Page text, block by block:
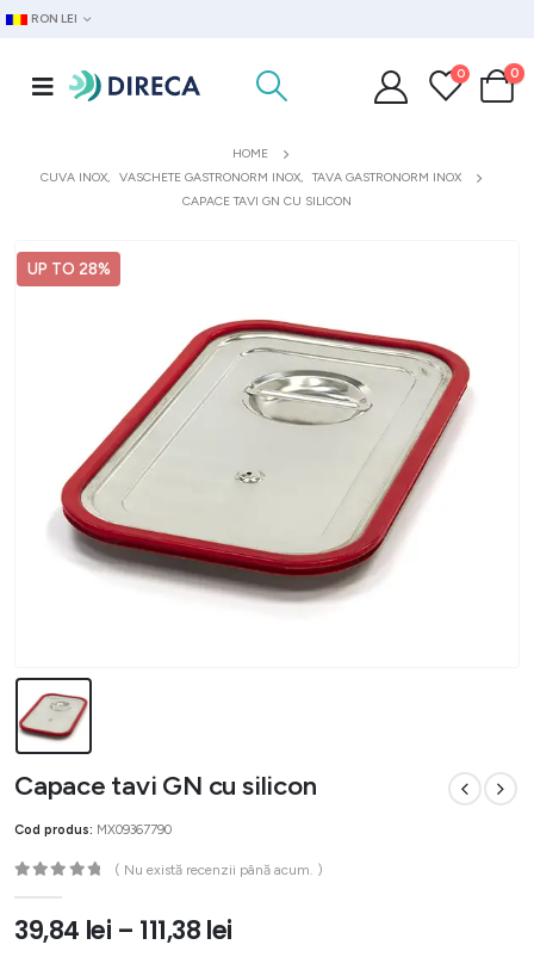
RON LEI
0 0
HOME
CUVA INOX, VASCHETE GASTRONORM INOX, TAVA GASTRONORM INOX
CAPACE TAVI GN CU SILICON
UP TO 28%
Capace tavi GN cu silicon
Cod produs: MX09367790
( Nu există recenzii până acum. )
39,84 lei – 111,38 lei